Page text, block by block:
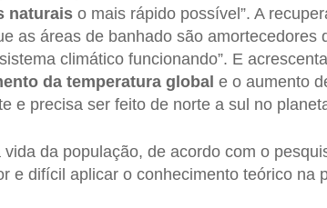
naturaiso mais rápido possível”. A
as áreas de banhado são amortecedores
climático funcionando”. E
da temperatura global e o aumento
e precisa ser feito de norte a sul no
da população, de acordo com o
e difícil aplicar o conhecimento teórico na